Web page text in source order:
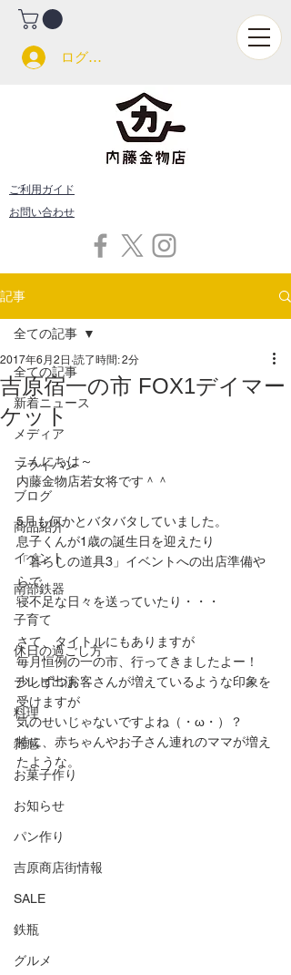
ログイン
ご利用ガイド
お問い合わせ
記事
全ての記事
新着ニュース
メディア
フライパン
ブログ
商品紹介
イベント
南部鉄器
子育て
休日の過ごし方
テレビ出演
料理
雑感
お菓子作り
お知らせ
パン作り
吉原商店街情報
SALE
鉄瓶
グルメ
全ての記事
吉原宿一の市 FOX1デイマー
ケット
2017年6月2日 読了時間: 2分
こんにちは～
内藤金物店若女将です＾＾
5月も何かとバタバタしていました。
息子くんが1歳の誕生日を迎えたり
「暮らしの道具3」イベントへの出店準備や
らで
寝不足な日々を送っていたり・・・
さて、タイトルにもありますが
毎月恒例の一の市、行ってきましたよー！
少しずつお客さんが増えているような印象を
受けますが
気のせいじゃないですよね（・ω・）？
特に、赤ちゃんやお子さん連れのママが増え
たような。